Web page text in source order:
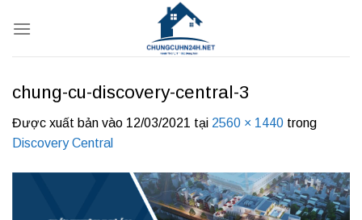
qua
chung-cu-discovery-central-3
Được xuất bản vào 12/03/2021 tại 2560 × 1440 trong
Discovery Central